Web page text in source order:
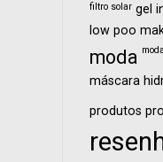
filtro solar gel
low poo
moda
máscara
produtos